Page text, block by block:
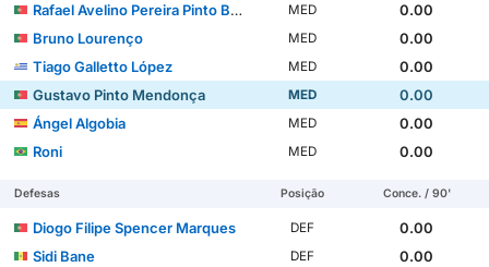
Rafael Avelino Pereira Pinto Barbosa
MED
0.00
Bruno Lourenço
MED
0.00
Tiago Galletto López
MED
0.00
Gustavo Pinto Mendonça
MED
0.00
Ángel Algobia
MED
0.00
Roni
MED 0.00
Defesas Posição Conce. / 90'
Diogo Filipe Spencer Marques DEF
0.00
Sidi Bane
DEF
0.00